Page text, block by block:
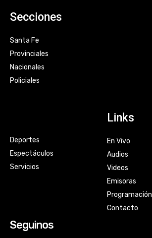
Secciones
Santa Fe
Provinciales
Nacionales
Policiales
Deportes
Espectáculos
Servicios
Links
En Vivo
Audios
Videos
Emisoras
Programación
Contacto
Seguinos